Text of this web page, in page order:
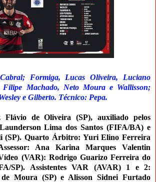
Formiga, Lucas Oliveira, Luciano
Machado, Neto Moura e Wallisson;
e Gilberto. Técnico: Pepa.
Flávio de Oliveira (SP), auxiliado pelos
Lima dos Santos(FIFA/BA) e
(SP). Quarto Árbitro: Yuri Elino Ferreira
Ana Karina Marques Valentin
(VAR): Rodrigo Guarizo Ferreira do
SP). Assistentes VAR (AVAR) 1 e 2:
Moura (SP) e Alisson Sidnei Furtado